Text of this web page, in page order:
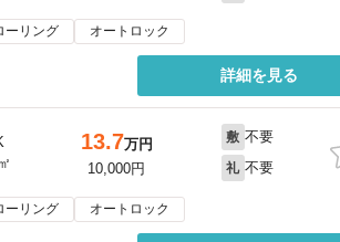
ーリング オートロック
詳細を見る
13.7万円
10,000円
敷 不要
礼 不要
ーリング オートロック